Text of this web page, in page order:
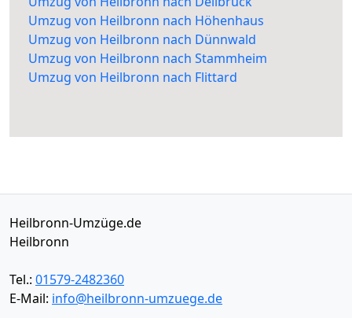
Umzug von Heilbronn nach Höhenhaus
Umzug von Heilbronn nach Dünnwald
Umzug von Heilbronn nach Stammheim
Umzug von Heilbronn nach Flittard
Heilbronn-Umzüge.de
Heilbronn
Tel.: 01579-2482360
E-Mail: info@heilbronn-umzuege.de